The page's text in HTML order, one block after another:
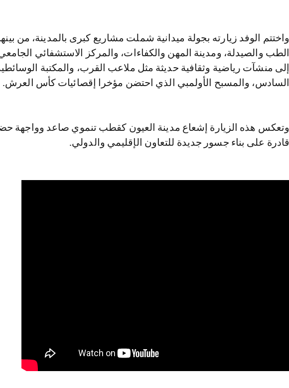
واختتم الوفد زيارته بجولة ميدانية شملت مشاريع كبرى بالمدينة، من
الطب والصيدلة، ومدينة المهن والكفاءات، والمركز الاستشفائي
إلى منشآت رياضية وثقافية حديثة مثل ملاعب القرب، والمكتبة
السادس، والمسبح الأولمبي الذي احتضن مؤخرا إقصائيات كأس العرش.
وتعكس هذه الزيارة إشعاع مدينة العيون كقطب تنموي صاعد وواجهة
قادرة على بناء جسور جديدة للتعاون الإقليمي والدولي.